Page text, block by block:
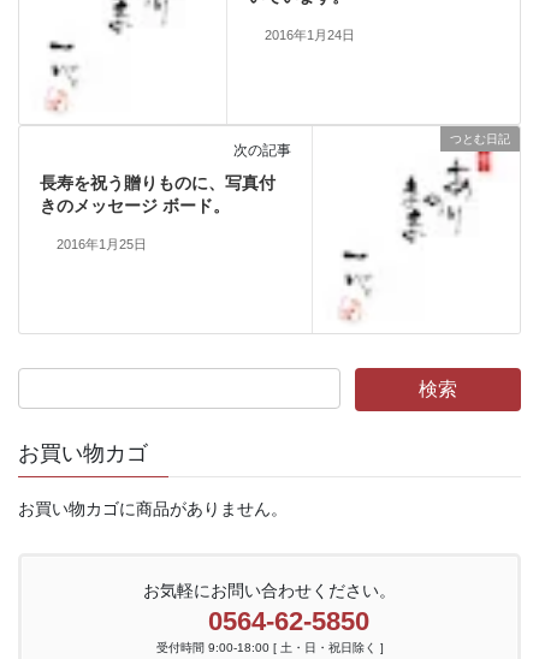
2016年1月24日
つとむ日記
次の記事
長寿を祝う贈りものに、写真付
きのメッセージ ボード。
2016年1月25日
お買い物カゴ
お買い物カゴに商品がありません。
お気軽にお問い合わせください。
0564-62-5850
受付時間 9:00-18:00 [ 土・日・祝日除く ]